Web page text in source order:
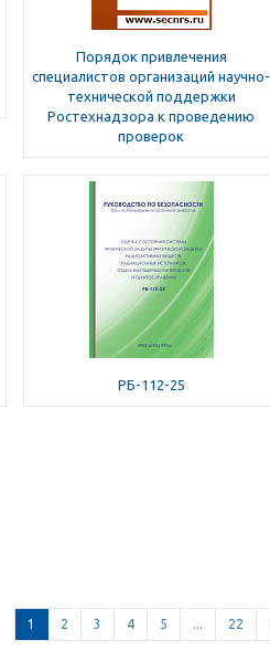
Порядок привлечения
специалистов организаций научно-
технической поддержки
Ростехнадзора к проведению
проверок
РБ-112-25
1 2 3 4 5 ... 22